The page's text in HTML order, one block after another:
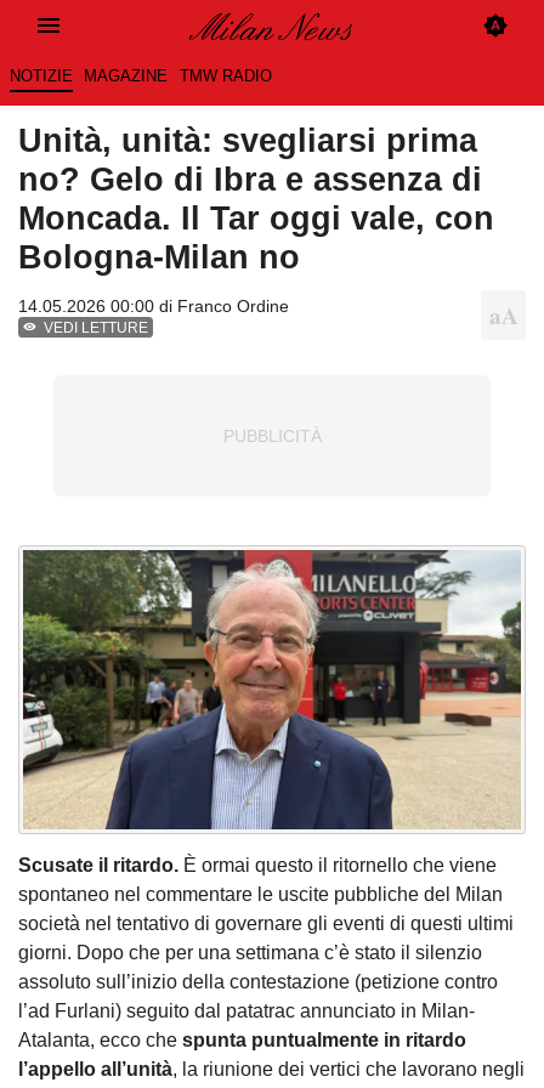
NOTIZIE MAGAZINE TMW RADIO
Unità, unità: svegliarsi prima
no? Gelo di Ibra e assenza di
Moncada. Il Tar oggi vale, con
Bologna-Milan no
14.05.2026 00:00 di Franco Ordine
VEDI LETTURE
Scusate il ritardo. È ormai questo il ritornello che viene
spontaneo nel commentare le uscite pubbliche del Milan
società nel tentativo di governare gli eventi di questi ultimi
giorni. Dopo che per una settimana c’è stato il silenzio
assoluto sull’inizio della contestazione (petizione contro
l’ad Furlani) seguito dal patatrac annunciato in Milan-
Atalanta, ecco che spunta puntualmente in ritardo
l’appello all’unità, la riunione dei vertici che lavorano negli